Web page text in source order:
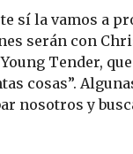
sí la vamos a
serán con
Tender,
cosas”.
nosotros y